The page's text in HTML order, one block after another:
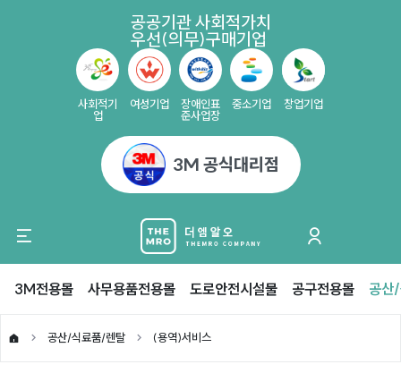
공공기관 사회적가치
우선(의무)구매기업
사회적기
업
여성기업
장애인표
준사업장
중소기업 창업기업
3M 공식대리점
3M전용몰 사무용품전용몰 도로안전시설물 공구전용몰 공산
공산/식료품/렌탈 (용역)서비스